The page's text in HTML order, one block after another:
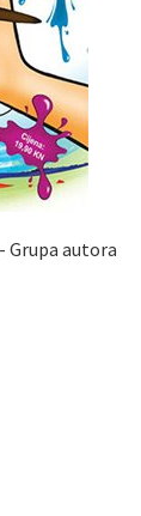
Grupa autora